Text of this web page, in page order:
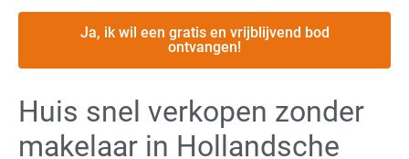
Ja, ik wil een gratis en vrijblijvend bod
ontvangen!
Huis snel verkopen zonder
makelaar in Hollandsche